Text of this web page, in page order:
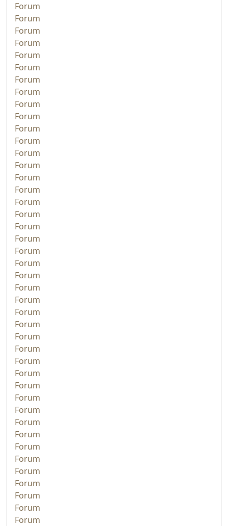
Forum
Forum
Forum
Forum
Forum
Forum
Forum
Forum
Forum
Forum
Forum
Forum
Forum
Forum
Forum
Forum
Forum
Forum
Forum
Forum
Forum
Forum
Forum
Forum
Forum
Forum
Forum
Forum
Forum
Forum
Forum
Forum
Forum
Forum
Forum
Forum
Forum
Forum
Forum
Forum
Forum
Forum
Forum